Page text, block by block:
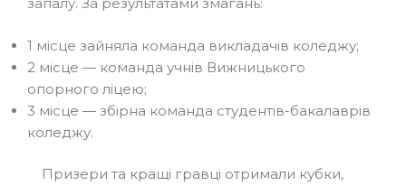
запалу. За результатами змагань:
1 місце зайняла команда викладачів коледжу;
2 місце — команда учнів Вижницького
опорного ліцею;
3 місце — збірна команда студентів-бакалаврів
коледжу.
Призери та кращі гравці отримали кубки,